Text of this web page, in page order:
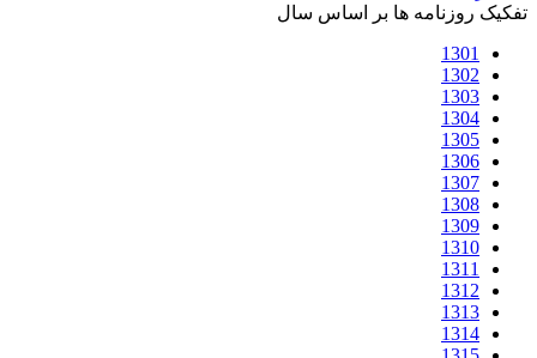
تفکیک روزنامه ها بر اساس سال
1301
1302
1303
1304
1305
1306
1307
1308
1309
1310
1311
1312
1313
1314